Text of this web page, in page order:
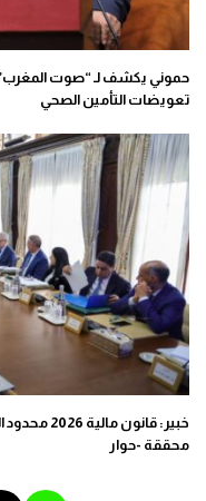
حموني يكشف لـ “صوت
تعويضات التأمين الصحي
خبير:
محققة -حوار